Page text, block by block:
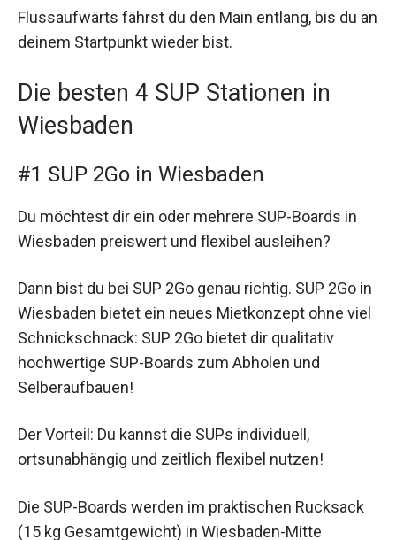
Flussaufwärts fährst du den Main entlang, bis du an
deinem Startpunkt wieder bist.
Die besten 4 SUP Stationen in
Wiesbaden
#1 SUP 2Go in Wiesbaden
Du möchtest dir ein oder mehrere SUP-Boards in
Wiesbaden preiswert und flexibel ausleihen?
Dann bist du bei SUP 2Go genau richtig. SUP 2Go in
Wiesbaden bietet ein neues Mietkonzept ohne viel
Schnickschnack: SUP 2Go bietet dir qualitativ
hochwertige SUP-Boards zum Abholen und
Selberaufbauen!
Der Vorteil: Du kannst die SUPs individuell,
ortsunabhängig und zeitlich flexibel nutzen!
Die SUP-Boards werden im praktischen Rucksack
(15 kg Gesamtgewicht) in Wiesbaden-Mitte